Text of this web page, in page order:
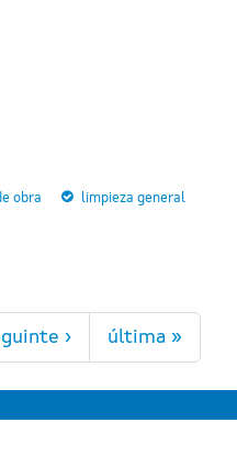
obra limpieza general
› última »